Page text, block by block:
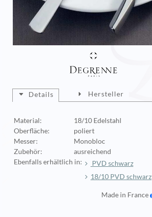
Details
Material:
18/10 Edelstahl
Oberfläche:
poliert
Messer:
Monobloc
Zubehör:
ausreichend
Ebenfalls erhältlich in:
PVD schwarz
18/10 PVD schwarz
Hersteller
Made in France